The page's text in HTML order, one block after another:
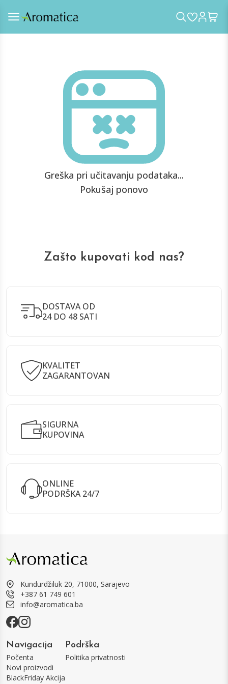
Greška pri učitavanju podataka...
Pokušaj ponovo
Zašto kupovati kod nas?
DOSTAVA OD
24 DO 48 SATI
KVALITET
ZAGARANTOVAN
SIGURNA
KUPOVINA
ONLINE
PODRŠKA 24/7
Kundurdžiluk 20, 71000, Sarajevo
+387 61 749 601
info@aromatica.ba
Navigacija
Počenta
Novi proizvodi
BlackFriday Akcija
Podrška
Politika privatnosti